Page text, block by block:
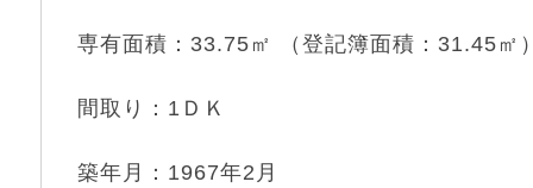
専有面積：33.75㎡ （登記簿面積：31.45㎡
間取り：1ＤＫ
築年月：1967年2月